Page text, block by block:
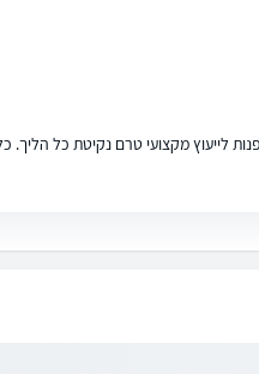
לייעוץ מקצועי טרם נקיטת כל